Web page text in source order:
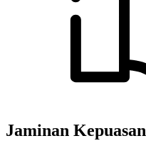
Jaminan Kepuasan